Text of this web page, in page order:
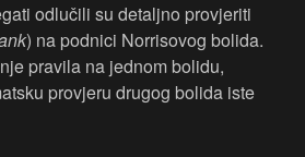
odlučili su detaljno provjeriti
) na podnici Norrisovog bolida.
pravila na jednom bolidu,
provjeru drugog bolida iste